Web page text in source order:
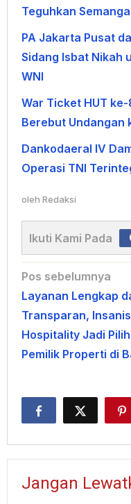
Teguhkan
PA Jakarta Pusat
Sidang Isbat Nikah
WNI
War Ticket HUT ke-
Berebut Undangan
Dankodaeral IV
Operasi TNI
oleh Redaksi
Ikuti Kami Pada
Navigasi
pos
Pos sebelumnya
Layanan Lengkap
Transparan, Insanis
Hospitality Jadi
Pemilik Properti di
Jangan